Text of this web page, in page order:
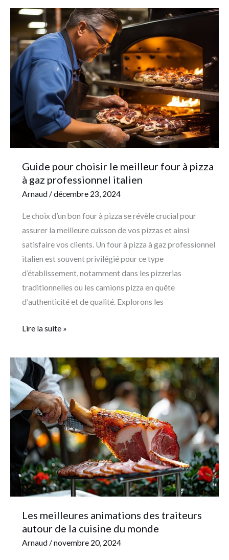
Guide pour choisir le meilleur four à pizza
à gaz professionnel italien
Arnaud/décembre 23, 2024
Le choix d’un bon four à pizza se révèle crucial pour
assurer la meilleure cuisson de vos pizzas et ainsi
satisfaire vos clients. Un four à pizza à gaz professionnel
italien est souvent privilégié pour ce type
d’établissement, notamment dans les pizzerias
traditionnelles ou les camions pizza en quête
d’authenticité et de qualité. Explorons les
Guide
pour
choisir
le
meilleur
four
pizza
italien
Lire la suite »
Les meilleures animations des traiteurs
autour de la cuisine du monde
Arnaud/novembre 20, 2024
Les
meilleures
animations
des
traiteurs
autour
de
la
cuisine
du